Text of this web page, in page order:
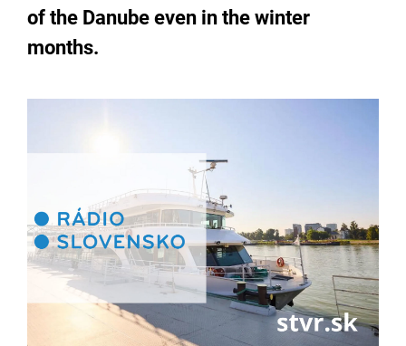
of the Danube even in the winter
months.